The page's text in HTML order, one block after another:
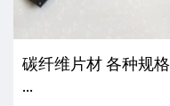
碳纤维片材 各种规格
...